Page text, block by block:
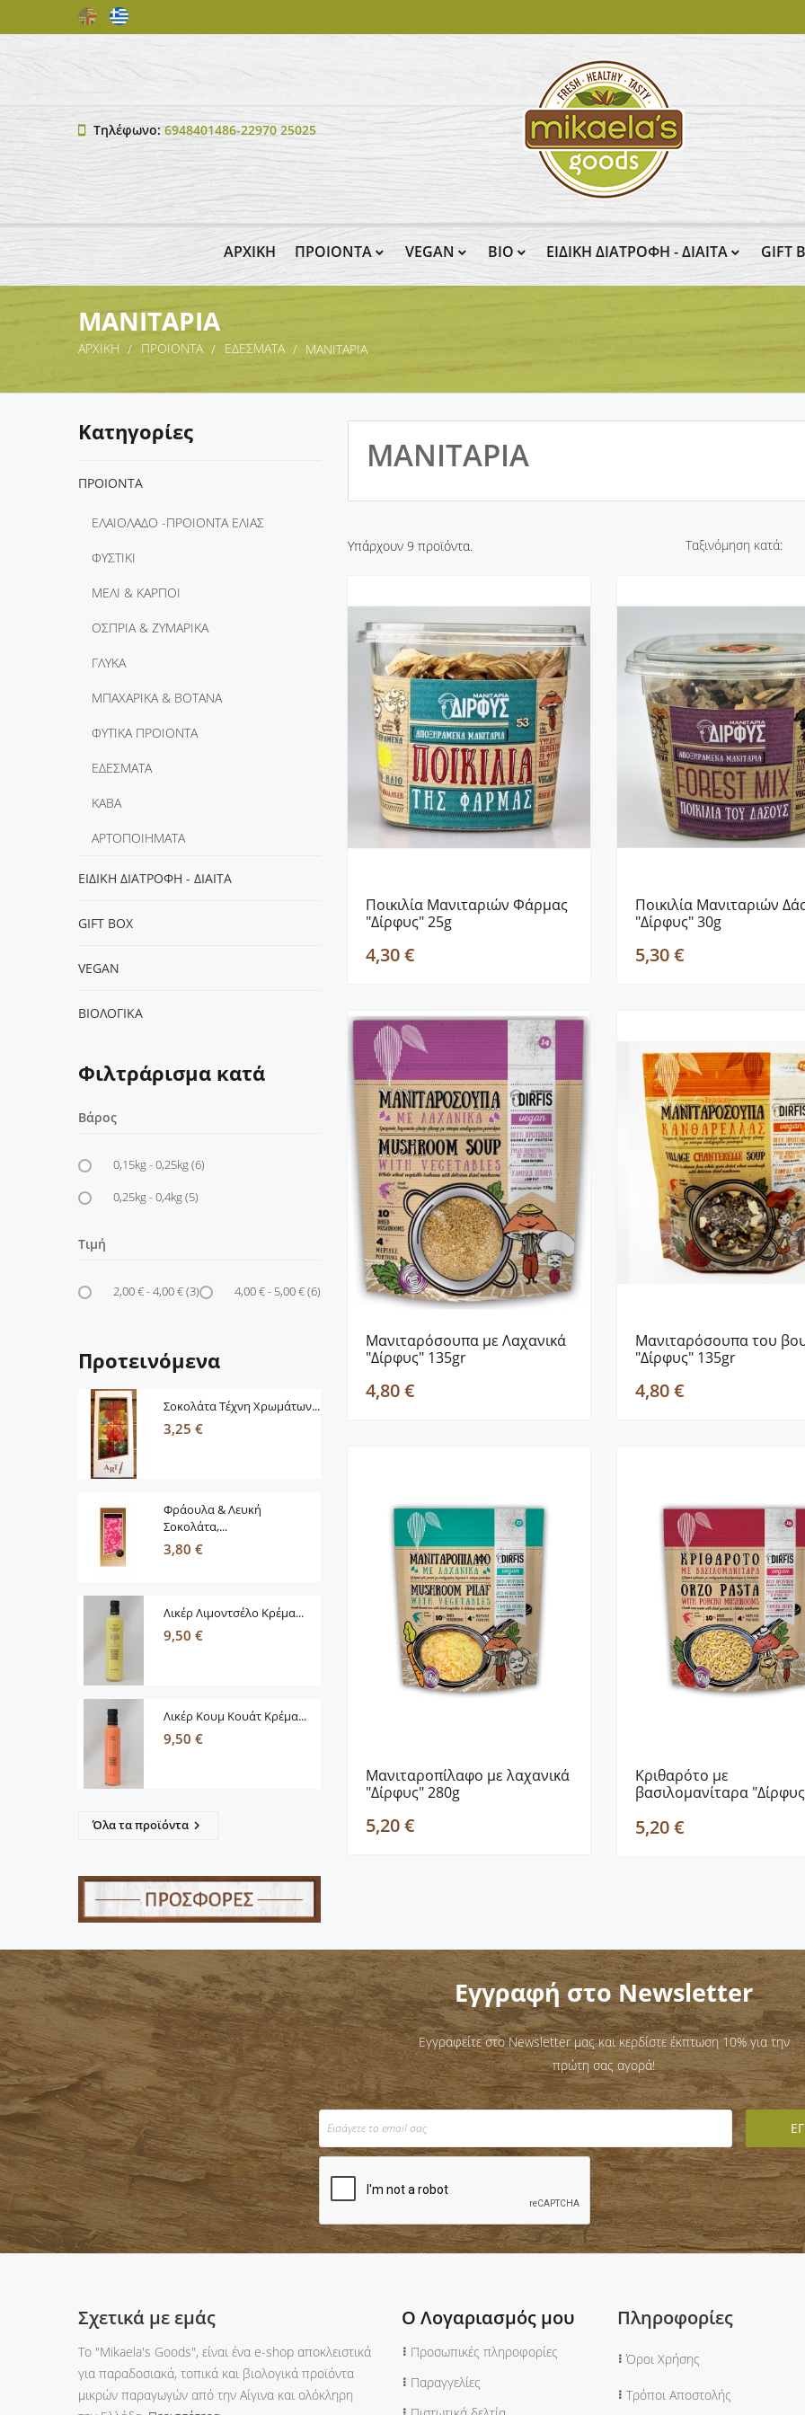
Τηλέφωνο:6948401486-22970 25025
ΑΡΧΙΚΗ ΠΡΟΙΟΝΤΑ VEGAN BIO ΕΙΔΙΚΗ ΔΙΑΤΡΟΦΗ - ΔΙΑΙΤΑ GIFT
ΜΑΝΙΤΑΡΙΑ
ΑΡΧΙΚΗ ΠΡΟΙΟΝΤΑ ΕΔΕΣΜΑΤΑ ΜΑΝΙΤΑΡΙΑ
Κατηγορίες
ΠΡΟΙΟΝΤΑ
ΕΛΑΙΟΛΑΔΟ -ΠΡΟΙΟΝΤΑ ΕΛΙΑΣ
ΦΥΣΤΙΚΙ
ΜΕΛΙ & ΚΑΡΠΟΙ
ΟΣΠΡΙΑ & ΖΥΜΑΡΙΚΑ
ΓΛΥΚΑ
ΜΠΑΧΑΡΙΚΑ & ΒΟΤΑΝΑ
ΦΥΤΙΚΑ ΠΡΟΙΟΝΤΑ
ΕΔΕΣΜΑΤΑ
ΚΑΒΑ
ΑΡΤΟΠΟΙΗΜΑΤΑ
ΕΙΔΙΚΗ ΔΙΑΤΡΟΦΗ - ΔΙΑΙΤΑ
GIFT BOX
VEGΑΝ
ΒΙΟΛΟΓΙΚΑ
Φιλτράρισμα κατά
Βάρος
0,15kg - 0,25kg(6)
0,25kg - 0,4kg(5)
Τιμή
2,00 € - 4,00 €(3) 4,00 € - 5,00 €(6)
Προτεινόμενα
Σοκολάτα Τέχνη Χρωμάτων...
3,25 €
Φράουλα & Λευκή
Σοκολάτα,...
3,80 €
Λικέρ Λιμοντσέλο Κρέμα...
9,50 €
Λικέρ Κουμ Κουάτ Κρέμα...
9,50 €
Όλα τα προϊόντα keyboard_arrow_right
ΜΑΝΙΤΑΡΙΑ
Υπάρχουν 9 προϊόντα. Ταξινόμηση κατά:
Ποικιλία Μανιταριών Φάρμας
"Δίρφυς" 25g
4,30 €
Ποικιλία Μανιταριών
"Δίρφυς" 30g
5,30 €
Μανιταρόσουπα με Λαχανικά
"Δίρφυς" 135gr
4,80 €
Μανιταρόσουπα του
"Δίρφυς" 135gr
4,80 €
Mανιταροπίλαφο με λαχανικά
"Δίρφυς" 280g
5,20 €
Κριθαρότο με
βασιλομανίταρα
5,20 €
Εγγραφή στο Newsletter
Εγγραφείτε στο Newsletter μας και κερδίστε έκπτωση 10% για την
πρώτη σας αγορά!
Σχετικά με εμάς
Tο "Mikaela's Goods", είναι ένα e-shop αποκλειστικά
για παραδοσιακά, τοπικά και βιολογικά προϊόντα
μικρών παραγωγών από την Αίγινα και ολόκληρη
Ο Λογαριασμός μου
Προσωπικές πληροφορίες
Παραγγελίες
Πληροφορίες
Όροι Χρήσης
Τρόποι Αποστολής